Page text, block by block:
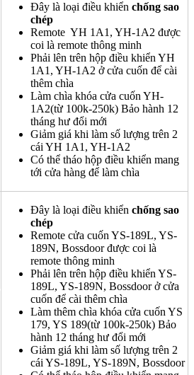
Đây là loại điều khiển chống sao
chép
Remote YH 1A1, YH-1A2 được
coi là remote thông minh
Phải lên trên hộp điều khiển YH
1A1, YH-1A2 ở cửa cuốn để cài
thêm chìa
Làm chìa khóa cửa cuốn YH-
1A2(từ 100k-250k) Bảo hành 12
tháng hư đổi mới
Giảm giá khi làm số lượng trên 2
cái YH 1A1, YH-1A2
Có thể tháo hộp điều khiển mang
tới cửa hàng để làm chìa
Đây là loại điều khiển chống sao
chép
Remote cửa cuốn YS-189L, YS-
189N, Bossdoor được coi là
remote thông minh
Phải lên trên hộp điều khiển YS-
189L, YS-189N, Bossdoor ở cửa
cuốn để cài thêm chìa
Làm thêm chìa khóa cửa cuốn YS
179, YS 189(từ 100k-250k) Bảo
hành 12 tháng hư đổi mới
Giảm giá khi làm số lượng trên 2
cái YS-189L, YS-189N, Bossdoor